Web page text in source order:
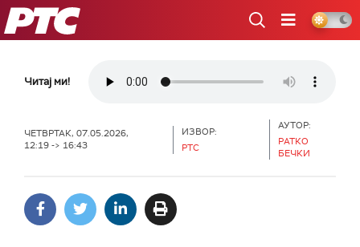
РТС
Читај ми!
ЧЕТВРТАК, 07.05.2026,
12:19 -> 16:43
ИЗВОР:
РТС
АУТОР:
РАТКО
БЕЧКИ